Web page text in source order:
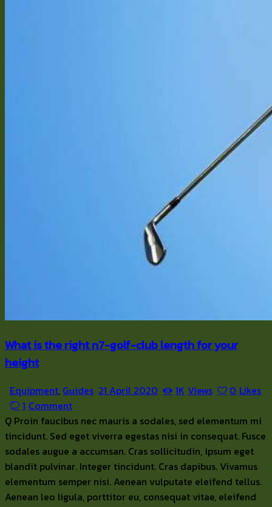
What is the right n7-golf-club length for your
height
Equipment, Guides 21 April 2020 1K Views 0 Likes
1 Comment
Q Proin faucibus nec mauris a sodales, sed elementum mi
tincidunt. Sed eget viverra egestas nisi in consequat. Fusce
sodales augue a accumsan. Cras sollicitudin, ipsum eget
blandit pulvinar. Integer tincidunt. Cras dapibus. Vivamus
elementum semper nisi. Aenean vulputate eleifend tellus.
Aenean leo ligula, porttitor eu, consequat vitae, eleifend